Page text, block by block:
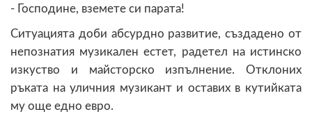
- Господине, вземете си парата!
Ситуацията доби абсурдно развитие, създадено от
непознатия музикален естет, радетел на истинско
изкуство и майсторско изпълнение. Отклоних
ръката на уличния музикант и оставих в кутийката
му още едно евро.